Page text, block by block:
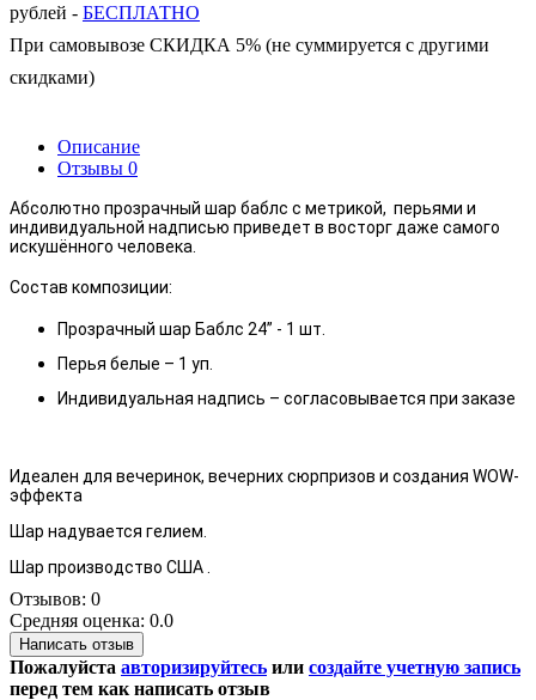
рублей - БЕСПЛАТНО
При самовывозе СКИДКА 5% (не суммируется с другими
скидками)
Описание
Отзывы 0
Абсолютно прозрачный шар баблс с метрикой, перьями и
индивидуальной надписью приведет в восторг даже самого
искушённого человека.
Состав композиции:
Прозрачный шар Баблс 24” - 1 шт.
Перья белые – 1 уп.
Индивидуальная надпись – согласовывается при заказе
Идеален для вечеринок, вечерних сюрпризов и создания WOW-
эффекта
Шар надувается гелием.
Шар производство США .
Отзывов: 0
Средняя оценка: 0.0
Написать отзыв
Пожалуйста авторизируйтесь или создайте учетную запись
перед тем как написать отзыв